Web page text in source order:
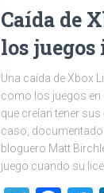
Caída de
los juegos
Una caída de Xbox
como los juegos
que creían tener
caso, documentado
bloguero Matt
juego cuando su